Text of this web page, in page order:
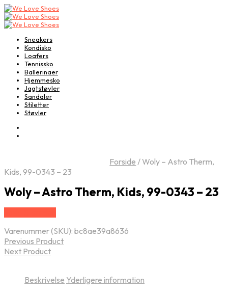
Sneakers
Kondisko
Loafers
Tennissko
Ballerinaer
Hjemmesko
Jagtstøvler
Sandaler
Stiletter
Støvler
Forside /Woly – Astro Therm,
Kids, 99-0343 – 23
Woly – Astro Therm, Kids, 99-0343 – 23
Varenummer (SKU): bc8ae39a8636
Previous Product
Next Product
Beskrivelse Yderligere information